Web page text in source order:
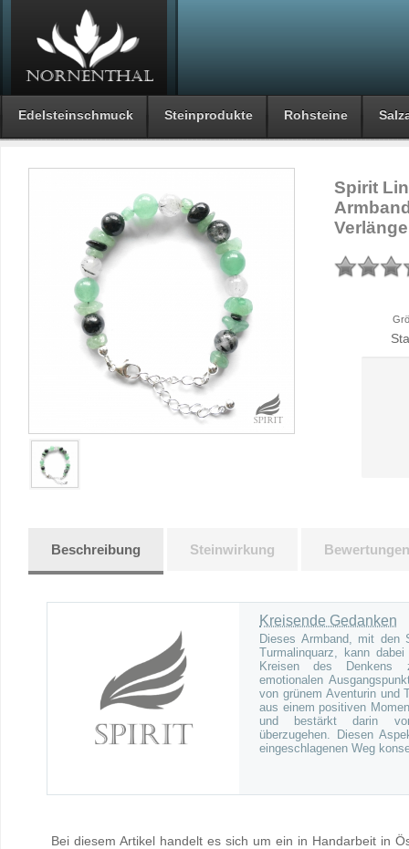
Edelsteinschmuck Steinprodukte Rohsteine
Spirit
Beschreibung Steinwirkung Bewertungen
Kreisende Gedanken
Dieses Armband, mit den
Turmalinquarz, kann
Kreisen des Denkens
emotionalen
von grünem Aventurin und
aus einem positiven
und bestärkt darin
überzugehen. Diesen
eingeschlagenen Weg
Bei diesem Artikel handelt es sich um ein in Handarbeit in